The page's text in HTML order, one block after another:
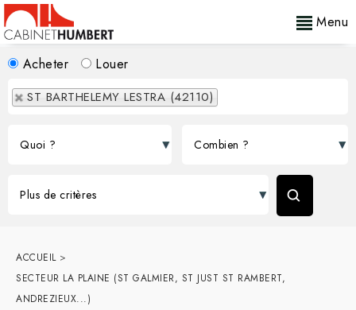
Menu
Acheter Louer
ST BARTHELEMY LESTRA (42110)
ACCUEIL>
SECTEUR LA PLAINE (ST GALMIER, ST JUST ST RAMBERT,
ANDREZIEUX...)